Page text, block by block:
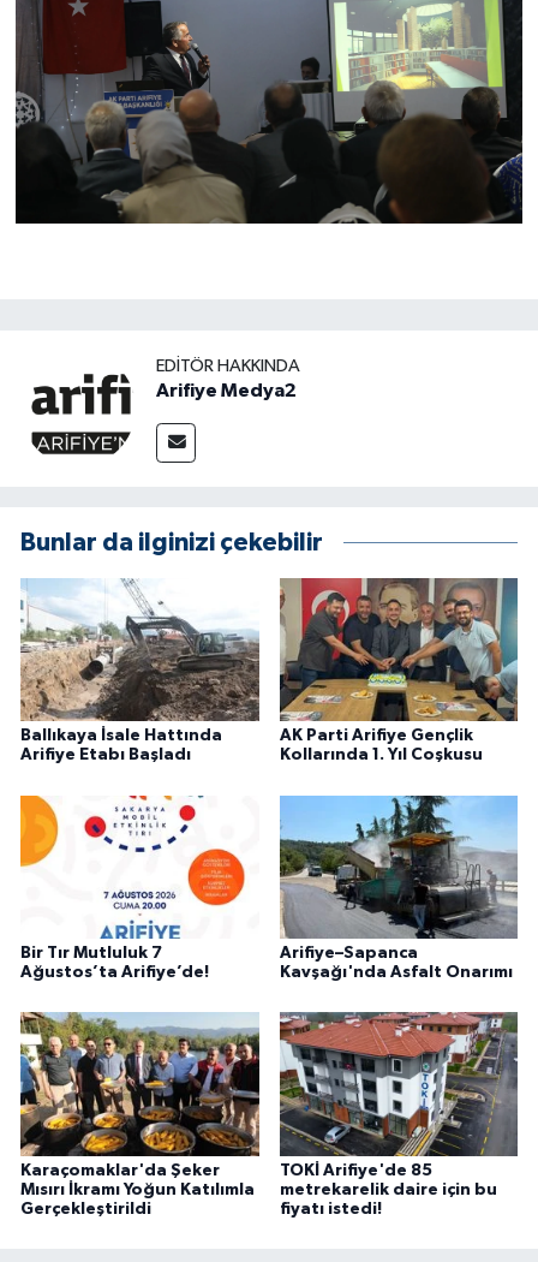
EDITÖR HAKKINDA
Arifiye Medya2
Bunlar da ilginizi çekebilir
Ballıkaya İsale Hattında
Arifiye Etabı Başladı
AK Parti Arifiye Gençlik
Kollarında 1. Yıl Coşkusu
Bir Tır Mutluluk 7
Ağustos’ta Arifiye’de!
Arifiye–Sapanca
Kavşağı'nda Asfalt Onarımı
Karaçomaklar'da Şeker
Mısırı İkramı Yoğun Katılımla
Gerçekleştirildi
TOKİ Arifiye'de 85
metrekarelik daire için bu
fiyatı istedi!